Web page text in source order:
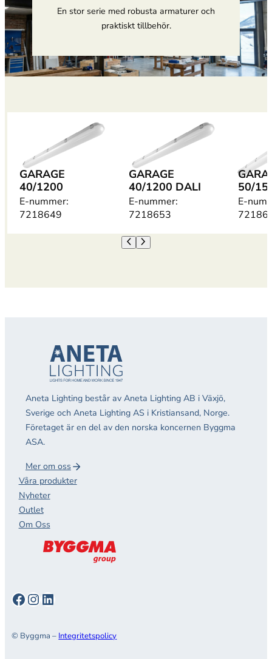
En stor serie med robusta armaturer och
praktiskt tillbehör.
GARAGE
40/1200
E-nummer:
7218649
GARAGE
40/1200 DALI
E-nummer:
7218653
50/
E-
Aneta Lighting består av Aneta Lighting AB i Växjö,
Sverige och Aneta Lighting AS i Kristiansand, Norge.
Företaget är en del av den norska koncernen Byggma
ASA.
Mer om oss
Våra produkter
Nyheter
Outlet
Om Oss
Facebook
Instagram
LinkedIn
© Byggma – Integritetspolicy